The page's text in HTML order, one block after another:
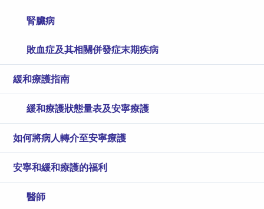
腎臟病
敗血症及其相關併發症末期疾病
緩和療護指南
緩和療護狀態量表及安寧療護
如何將病人轉介至安寧療護
安寧和緩和療護的福利
醫師